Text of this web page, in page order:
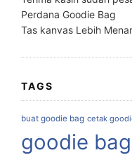
Perdana Goodie Bag
Tas kanvas Lebih
TAGS
buat goodie bag cetak
goodie bag